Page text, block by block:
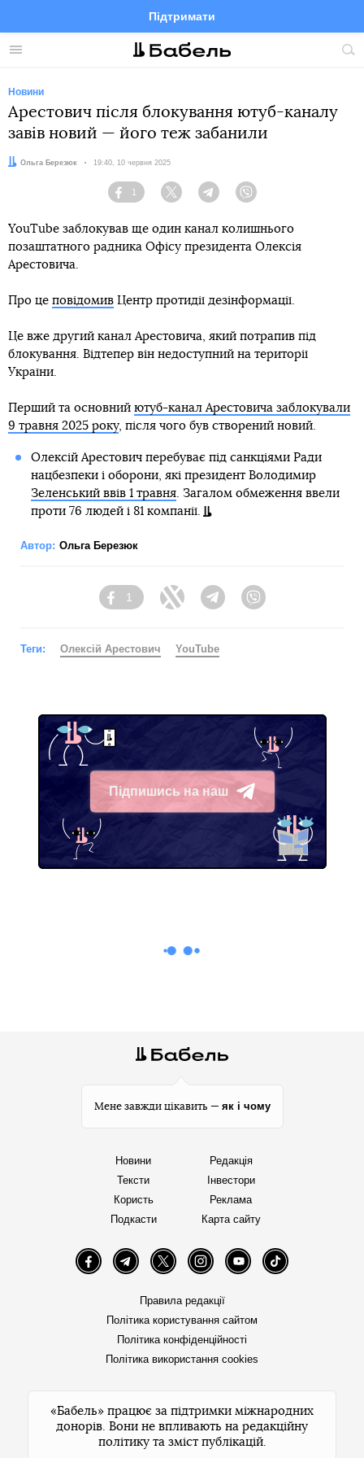
Меню
Підтримати
FacebookTelegramTwitter
Новини
Арестович після блокування ютуб-каналу
завів новий — його теж забанили
Автор:
Ольга Березюк Дата:
19:40, 10 червня 2025
Facebook
1
Twitter TelegramViber
YouTube заблокував ще один канал колишнього
позаштатного радника Офісу президента Олексія
Арестовича.
Про це повідомив Центр протидії дезінформації.
Це вже другий канал Арестовича, який потрапив під
блокування. Відтепер він недоступний на території
України.
Перший та основний ютуб-канал Арестовича заблокували
9 травня 2025 року, після чого був створений новий.
Олексій Арестович перебуває під санкціями Ради
нацбезпеки і оборони, які президент Володимир
Зеленський ввів 1 травня. Загалом обмеження ввели
проти 76 людей і 81 компанії.
Автор: Ольга Березюк
Facebook
1
Twitter TelegramViber
Теги: Олексій Арестович YouTube
Підпишись на наш
Telegram
Мене завжди цікавить — як і чому
Новини
Тексти
Користь
Подкасти
Редакція
Інвестори
Реклама
Карта сайту
FacebookTelegramTwitter InstagramYouTube TikTok
Правила редакції
Політика користування сайтом
Політика конфіденційності
Політика використання cookies
«Бабель» працює за підтримки міжнародних
донорів. Вони не впливають на редакційну
політику та зміст публікацій.